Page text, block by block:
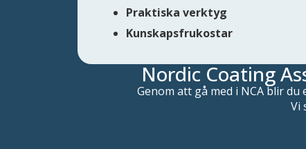
Praktiska verktyg
Kunskapsfrukostar
Nordic Coating
Genom att gå med i NCA blir
Vi